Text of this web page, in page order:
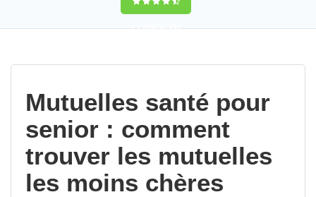
9,2(100%)452
Mutuelles santé pour
senior : comment
trouver les mutuelles
les moins chères